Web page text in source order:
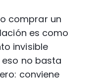
comprar un
es como
invisible
no basta
conviene